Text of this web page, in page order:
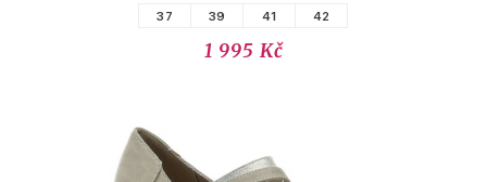
37 39 41 42
1 995 Kč